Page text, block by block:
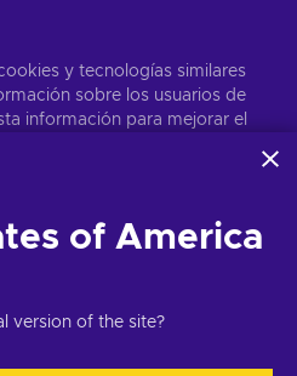
de videojuegos
Suscribirse
momento. Visita el apartadoAviso
derechos reservados.
y tecnologías similares
sobre los usuarios de
información para mejorar el
para personalizar los
das tu consentimiento para
estas tecnologías. Puedes
clic en «Personalizar»
y Privacidad de Google
of America
version of the site?